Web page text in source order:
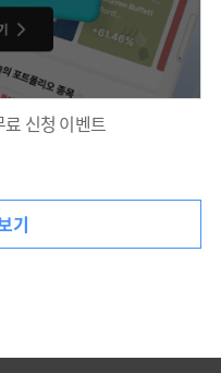
신청 이벤트
기